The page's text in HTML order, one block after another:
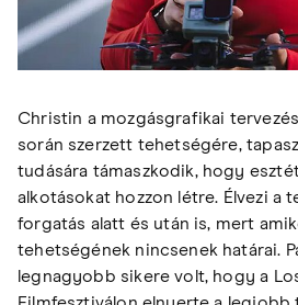
Christin a mozgásgrafikai
során szerzett tehetségére,
tudására támaszkodik, hogy
alkotásokat hozzon létre. Élvezi a
forgatás alatt és után is, mert
tehetségének nincsenek határai.
legnagyobb sikere volt, hogy a